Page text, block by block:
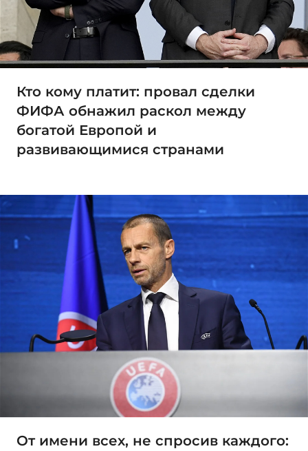
Кто кому платит: провал сделки
ФИФА обнажил раскол между
богатой Европой и
развивающимися странами
От имени всех, не спросив каждого: